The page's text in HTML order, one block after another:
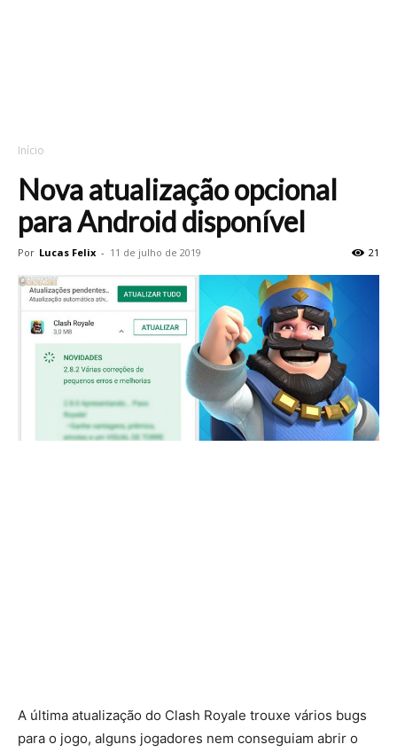
Início
Nova atualização opcional
para Android disponível
Por Lucas Felix - 11 de julho de 2019 21
A última atualização do Clash Royale trouxe vários bugs
para o jogo, alguns jogadores nem conseguiam abrir o